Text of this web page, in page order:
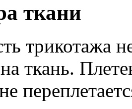
ткани
трикотажа
ткань.